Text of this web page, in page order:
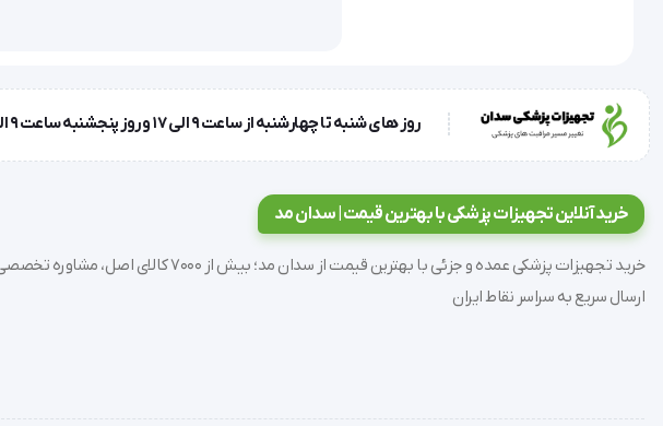
روز های شنبه تا چهارشنبه از ساعت 9 الی 17 و روز پنجشنبه ساعت 9 الی 13
خرید آنلاین تجهیزات پزشکی با بهترین قیمت | سدان مد
خرید تجهیزات پزشکی عمده و جزئی با بهترین قیمت از سدان
ارسال سریع به سراسر نقاط ایران